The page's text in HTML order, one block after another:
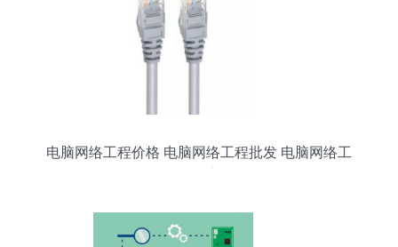
电脑网络工程价格 电脑网络工程批发 电脑网络工